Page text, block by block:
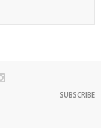
SUBSCRIBE